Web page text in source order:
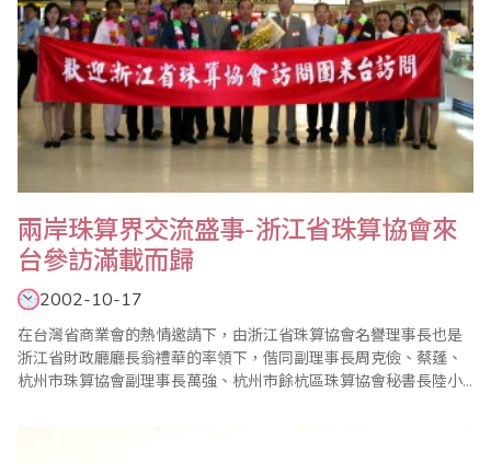
兩岸珠算界交流盛事-浙江省珠算協會來
台參訪滿載而歸
2002-10-17
在台灣省商業會的熱情邀請下，由浙江省珠算協會名譽理事長也是
浙江省財政廳廳長翁禮華的率領下，偕同副理事長周克儉、蔡蓬、
杭州市珠算協會副理事長萬強、杭州市餘杭區珠算協會秘書長陸小